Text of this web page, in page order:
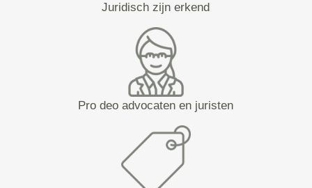
Juridisch zijn erkend
Pro deo advocaten en juristen